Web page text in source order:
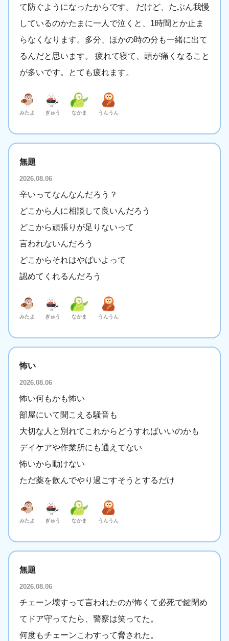
て防ぐようになったからです。 だけど、たぶん我慢
しているのかたまに一人で泣くと、1時間とか止ま
らなくなります。多分、ほかの時の分も一緒に出て
るんだと思います。 疲れて寝て、頭が痛くなること
が多いです。とても疲れます。
みたよ ぎゅう なかま うんうん
無題
2026.08.06
辛いってなんなんだろう？
どこから人に相談して良いんだろう
どこから頑張りが足りないって
言われないんだろう
どこからそれはやばいよって
認めてくれるんだろう
みたよ ぎゅう なかま うんうん
怖い
2026.08.06
怖い何もかも怖い
部屋にいて聞こえる騒音も
大切な人と別れてこれからどうすればいいのかも
デイケアや作業所にも通えてない
怖いから動けない
ただ薬を飲んでやり過ごすそうとするだけ
みたよ ぎゅう なかま うんうん
無題
2026.08.06
チェーン壊すって言われたのが怖くて必死で鍵閉め
てドア守ってたら、警察は笑ってた。
何度もチェーンこわすって脅された。